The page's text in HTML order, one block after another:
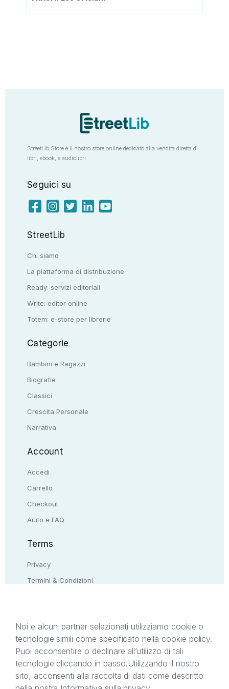
StreetLib Store è il nostro store online dedicato alla vendita diretta di
libri, ebook, e audiolibri
Seguici su
StreetLib
Chi siamo
La piattaforma di distribuzione
Ready: servizi editoriali
Write: editor online
Totem: e-store per librerie
Categorie
Bambini e Ragazzi
Biografie
Classici
Crescita Personale
Narrativa
Account
Accedi
Carrello
Checkout
Aiuto e FAQ
Terms
Privacy
Termini & Condizioni
Il presente sito web è di proprietà di StreetLib S.r.l.
C.F. e P.IVA 05338720963. StreetLib S.r.l. è
titolare di tutti i diritti di proprietà intellettuale
afferenti ai marchi, loghi e segni distintivi presenti
Noi e alcuni partner selezionati utilizziamo cookie o
tecnologie simili come specificato nella cookie policy.
Puoi acconsentire o declinare all’utilizzo di tali
tecnologie cliccando in basso.Utilizzando il nostro
sito, acconsenti alla raccolta di dati come descritto